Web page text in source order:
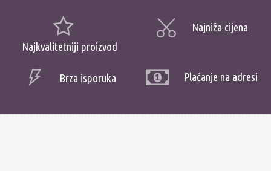
Najkvalitetniji proizvod
Najniža cijena
Brza isporuka Plaćanje na adresi